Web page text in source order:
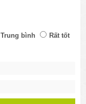
Trung bình
Rất tốt